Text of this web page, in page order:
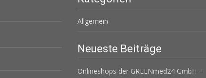
Allgemein
Neueste Beiträge
Onlineshops der GREENmed24 GmbH –